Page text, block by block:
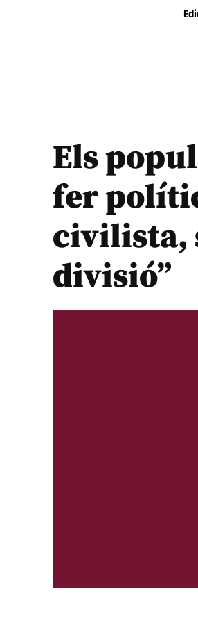
Els
fer
civilista,
divisió”